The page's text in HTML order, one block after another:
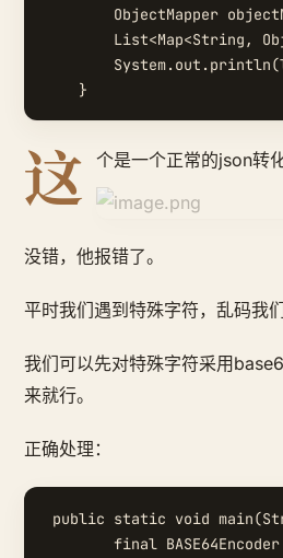
ObjectMapper
List<Map<String,
这 个是一个正常的json转
没错，他报错了。
平时我们遇到特殊字符，乱码我
我们可以先对特殊字符采用
来就行。
正确处理：
public static void
final